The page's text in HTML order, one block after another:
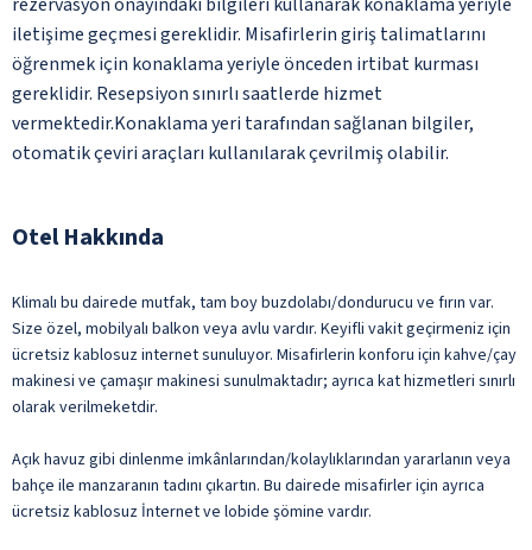
iletişime geçmesi gereklidir. Misafirlerin giriş talimatlarını
öğrenmek için konaklama yeriyle önceden irtibat kurması
gereklidir. Resepsiyon sınırlı saatlerde hizmet
vermektedir.Konaklama yeri tarafından sağlanan bilgiler,
otomatik çeviri araçları kullanılarak çevrilmiş olabilir.
Otel Hakkında
Klimalı bu dairede mutfak, tam boy buzdolabı/dondurucu ve fırın var.
Size özel, mobilyalı balkon veya avlu vardır. Keyifli vakit geçirmeniz için
ücretsiz kablosuz internet sunuluyor. Misafirlerin konforu için kahve/çay
makinesi ve çamaşır makinesi sunulmaktadır; ayrıca kat hizmetleri sınırlı
olarak verilmeketdir.
Açık havuz gibi dinlenme imkânlarından/kolaylıklarından yararlanın veya
bahçe ile manzaranın tadını çıkartın. Bu dairede misafirler için ayrıca
ücretsiz kablosuz İnternet ve lobide şömine vardır.